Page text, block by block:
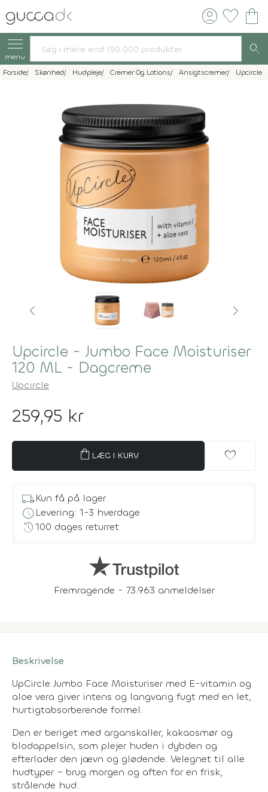
account_circle favorite shopping_bag
menu search
Forside Skønhed Hudpleje Cremer Og Lotions Ansigtscremer Upcircle
Upcircle - Jumbo Face Moisturiser
120 ML - Dagcreme
Upcircle
259,95 kr
shopping_bag LÆG I KURV favorite
local_shippingKun få på lager
scheduleLevering: 1-3 hverdage
history100 dages returret
Fremragende - 73.963 anmeldelser
Beskrivelse
UpCircle Jumbo Face Moisturiser med E-vitamin og
aloe vera giver intens og langvarig fugt med en let,
hurtigtabsorberende formel.
Den er beriget med arganskaller, kakaosmør og
blodappelsin, som plejer huden i dybden og
efterlader den jævn og glødende. Velegnet til alle
hudtyper – brug morgen og aften for en frisk,
strålende hud.